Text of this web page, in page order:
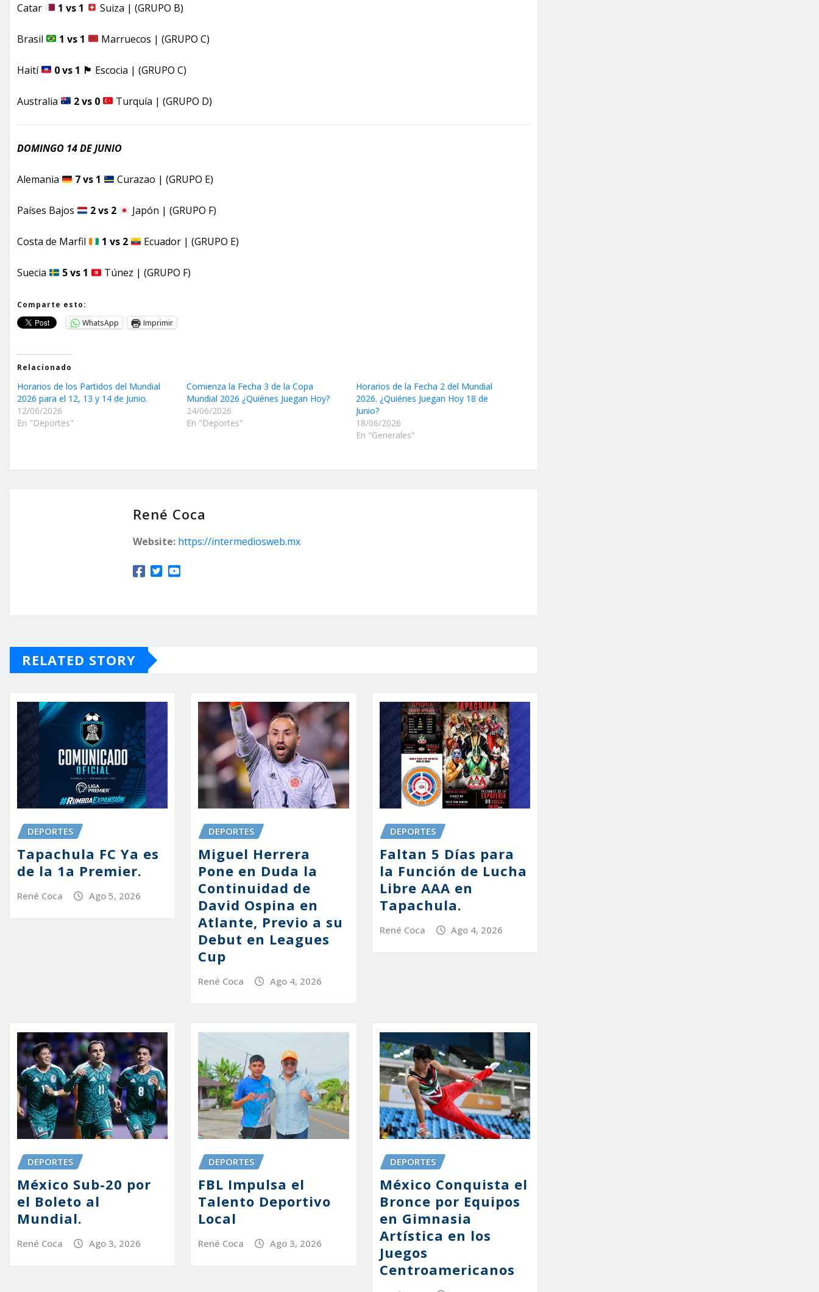
Catar 1 vs 1 Suiza | (GRUPO B)
Brasil 1 vs 1 Marruecos | (GRUPO C)
Haití 0 vs 1 🏴󠁧󠁢󠁳󠁣󠁴󠁿 Escocia | (GRUPO C)
Australia 2 vs 0 Turquía | (GRUPO D)
DOMINGO 14 DE JUNIO
Alemania 7 vs 1 Curazao | (GRUPO E)
Países Bajos 2 vs 2 Japón | (GRUPO F)
Costa de Marfil 1 vs 2 Ecuador | (GRUPO E)
Suecia 5 vs 1 Túnez | (GRUPO F)
Comparte esto:
WhatsApp
Imprimir
Relacionado
Horarios de los Partidos del Mundial
2026 para el 12, 13 y 14 de Junio.
12/06/2026
En "Deportes"
Comienza la Fecha 3 de la Copa
Mundial 2026 ¿Quiénes Juegan Hoy?
24/06/2026
En "Deportes"
Horarios de la Fecha 2 del Mundial
2026. ¿Quiénes Juegan Hoy 18 de
Junio?
18/06/2026
En "Generales"
René Coca
Website: https://intermediosweb.mx
RELATED STORY
DEPORTES
Tapachula FC Ya es
de la 1a Premier.
René Coca Ago 5, 2026
DEPORTES
Miguel Herrera
Pone en Duda la
Continuidad de
David Ospina en
Atlante, Previo a su
Debut en Leagues
Cup
René Coca Ago 4, 2026
DEPORTES
Faltan 5 Días para
la Función de Lucha
Libre AAA en
Tapachula.
René Coca Ago 4, 2026
DEPORTES
México Sub-20 por
el Boleto al
Mundial.
René Coca Ago 3, 2026
DEPORTES
FBL Impulsa el
Talento Deportivo
Local
René Coca Ago 3, 2026
DEPORTES
México Conquista el
Bronce por Equipos
en Gimnasia
Artística en los
Juegos
Centroamericanos